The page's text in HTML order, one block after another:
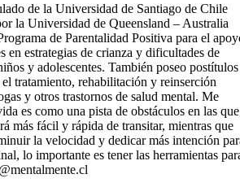
de la Universidad de Santiago de Chile
la Universidad de Queensland – Australia
de Parentalidad Positiva para el
en estrategias de crianza y dificultades de
y adolescentes. También poseo postítulos
tratamiento, rehabilitación y reinserción
y otros trastornos de salud mental. Me
es como una pista de obstáculos en las
más fácil y rápida de transitar, mientras que
la velocidad y dedicar más intención
lo importante es tener las herramientas